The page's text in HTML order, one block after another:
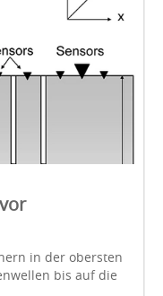
in der obersten
bis auf die